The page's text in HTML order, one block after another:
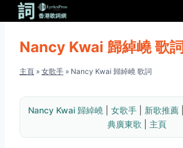
Nancy Kwai 歸綽嶢 歌詞
主頁 » 女歌手 » Nancy Kwai 歸綽嶢 歌詞
Nancy Kwai 歸綽嶢 女歌手 | 新歌推薦 |
典廣東歌
主頁